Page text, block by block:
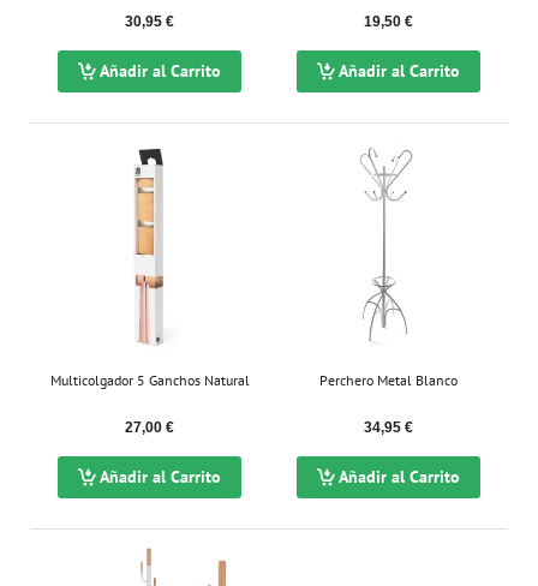
30,95 €
Añadir al Carrito
19,50 €
Añadir al Carrito
Multicolgador 5 Ganchos Natural
27,00 €
Añadir al Carrito
Perchero Metal Blanco
34,95 €
Añadir al Carrito